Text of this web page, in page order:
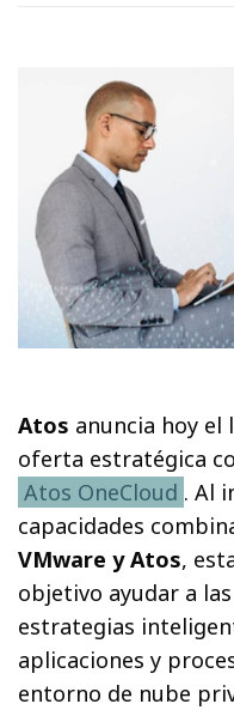
Atos anuncia hoy el
oferta estratégica
Atos OneCloud . Al
capacidades
VMware y Atos,
objetivo ayudar a
estrategias
aplicaciones y
entorno de nube